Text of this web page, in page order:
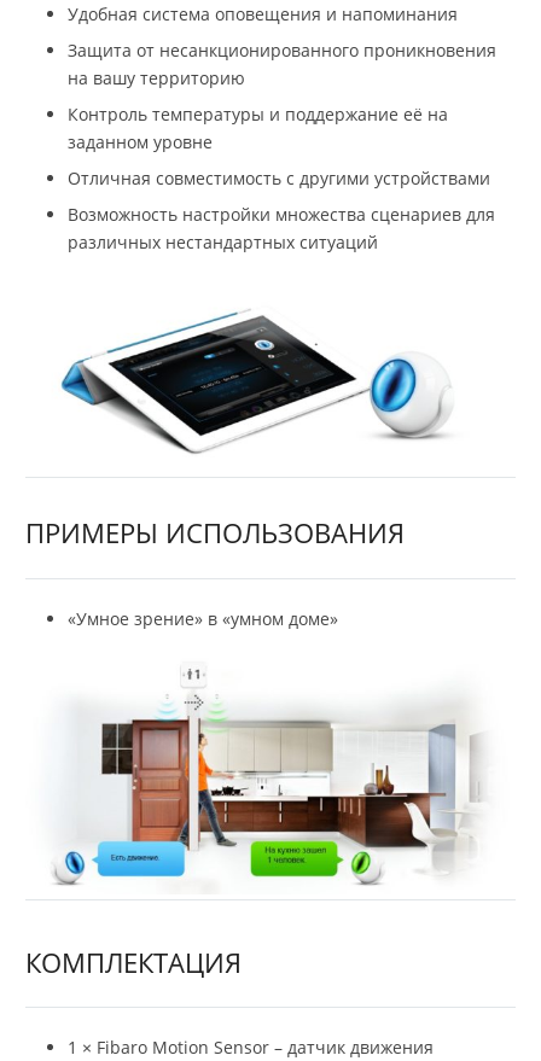
Удобная система оповещения и напоминания
Защита от несанкционированного проникновения
на вашу территорию
Контроль температуры и поддержание её на
заданном уровне
Отличная совместимость с другими устройствами
Возможность настройки множества сценариев для
различных нестандартных ситуаций
ПРИМЕРЫ ИСПОЛЬЗОВАНИЯ
«Умное зрение» в «умном доме»
КОМПЛЕКТАЦИЯ
1 × Fibaro Motion Sensor – датчик движения